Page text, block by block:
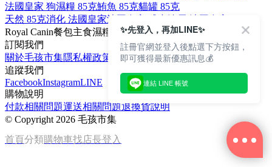
法國皇家 狗濕糧 85克鮪魚 85克貓罐 85克
天然 85克消化 法國皇家法國皇家 成犬
Royal Canin餐包主食濕糧
貓
訂閱我們
關於毛孩市集隱私權政策
文章
追蹤我們
FacebookInstagramLINE
購物說明
付款相關問題運送相關問題退換貨說明
© Copyright 2026 毛孩市集
首頁分類購物車找店長登入
✨先登入，再加LINE✨
註冊官網並登入後點選下方按鈕，
即可獲得最新優惠訊息💰
連結 LINE 帳號